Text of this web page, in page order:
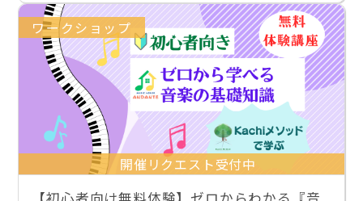
ワークショップ
開催リクエスト受付中